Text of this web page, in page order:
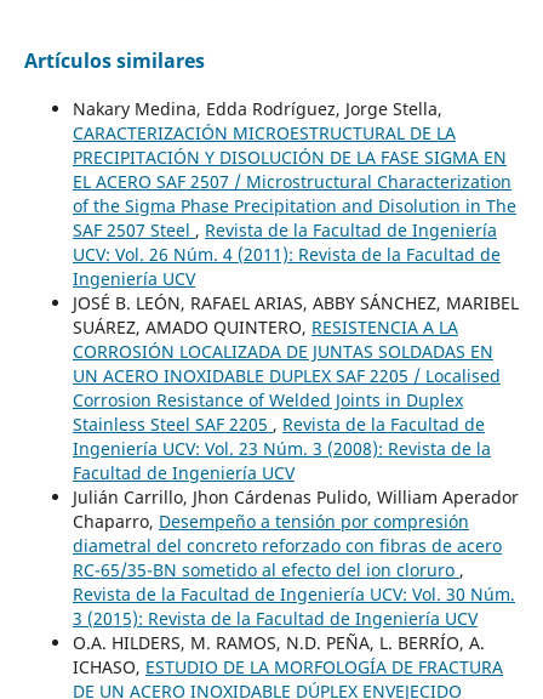
Artículos similares
Nakary Medina, Edda Rodríguez, Jorge Stella,
CARACTERIZACIÓN MICROESTRUCTURAL DE LA
PRECIPITACIÓN Y DISOLUCIÓN DE LA FASE SIGMA EN
EL ACERO SAF 2507 / Microstructural Characterization
of the Sigma Phase Precipitation and Disolution in The
SAF 2507 Steel , Revista de la Facultad de Ingeniería
UCV: Vol. 26 Núm. 4 (2011): Revista de la Facultad de
Ingeniería UCV
JOSÉ B. LEÓN, RAFAEL ARIAS, ABBY SÁNCHEZ, MARIBEL
SUÁREZ, AMADO QUINTERO, RESISTENCIA A LA
CORROSIÓN LOCALIZADA DE JUNTAS SOLDADAS EN
UN ACERO INOXIDABLE DUPLEX SAF 2205 / Localised
Corrosion Resistance of Welded Joints in Duplex
Stainless Steel SAF 2205 , Revista de la Facultad de
Ingeniería UCV: Vol. 23 Núm. 3 (2008): Revista de la
Facultad de Ingeniería UCV
Julián Carrillo, Jhon Cárdenas Pulido, William Aperador
Chaparro, Desempeño a tensión por compresión
diametral del concreto reforzado con fibras de acero
RC-65/35-BN sometido al efecto del ion cloruro ,
Revista de la Facultad de Ingeniería UCV: Vol. 30 Núm.
3 (2015): Revista de la Facultad de Ingeniería UCV
O.A. HILDERS, M. RAMOS, N.D. PEÑA, L. BERRÍO, A.
ICHASO, ESTUDIO DE LA MORFOLOGÍA DE FRACTURA
DE UN ACERO INOXIDABLE DÚPLEX ENVEJECIDO